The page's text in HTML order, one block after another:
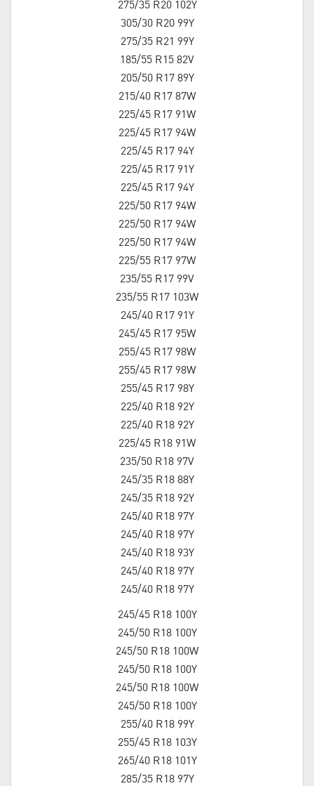
275/35 R20 102Y
305/30 R20 99Y
275/35 R21 99Y
185/55 R15 82V
205/50 R17 89Y
215/40 R17 87W
225/45 R17 91W
225/45 R17 94W
225/45 R17 94Y
225/45 R17 91Y
225/45 R17 94Y
225/50 R17 94W
225/50 R17 94W
225/50 R17 94W
225/55 R17 97W
235/55 R17 99V
235/55 R17 103W
245/40 R17 91Y
245/45 R17 95W
255/45 R17 98W
255/45 R17 98W
255/45 R17 98Y
225/40 R18 92Y
225/40 R18 92Y
225/45 R18 91W
235/50 R18 97V
245/35 R18 88Y
245/35 R18 92Y
245/40 R18 97Y
245/40 R18 97Y
245/40 R18 93Y
245/40 R18 97Y
245/40 R18 97Y
245/45 R18 100Y
245/50 R18 100Y
245/50 R18 100W
245/50 R18 100Y
245/50 R18 100W
245/50 R18 100Y
255/40 R18 99Y
255/45 R18 103Y
265/40 R18 101Y
285/35 R18 97Y